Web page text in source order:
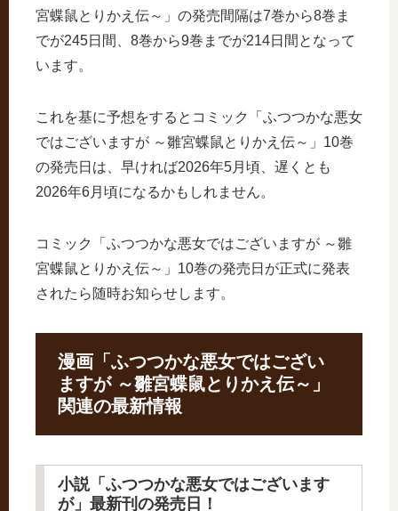
宮蝶鼠とりかえ伝～」の発売間隔は7巻から8巻ま
でが245日間、8巻から9巻までが214日間となって
います。
これを基に予想をするとコミック「ふつつかな悪女
ではございますが ～雛宮蝶鼠とりかえ伝～」10巻
の発売日は、早ければ2026年5月頃、遅くとも
2026年6月頃になるかもしれません。
コミック「ふつつかな悪女ではございますが ～雛
宮蝶鼠とりかえ伝～」10巻の発売日が正式に発表
されたら随時お知らせします。
漫画「ふつつかな悪女ではござい
ますが ～雛宮蝶鼠とりかえ伝～」
関連の最新情報
小説「ふつつかな悪女ではございます
が」最新刊の発売日！